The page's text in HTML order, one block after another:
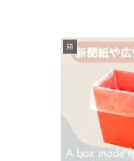
箱